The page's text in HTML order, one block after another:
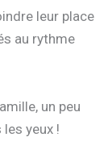
leur place
au rythme
un peu
yeux !